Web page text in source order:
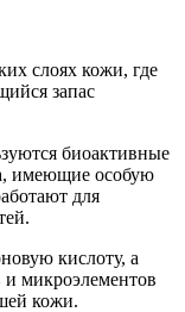
слоях кожи, где
запас
биоактивные
имеющие особую
для
кислоту, а
микроэлементов
кожи.